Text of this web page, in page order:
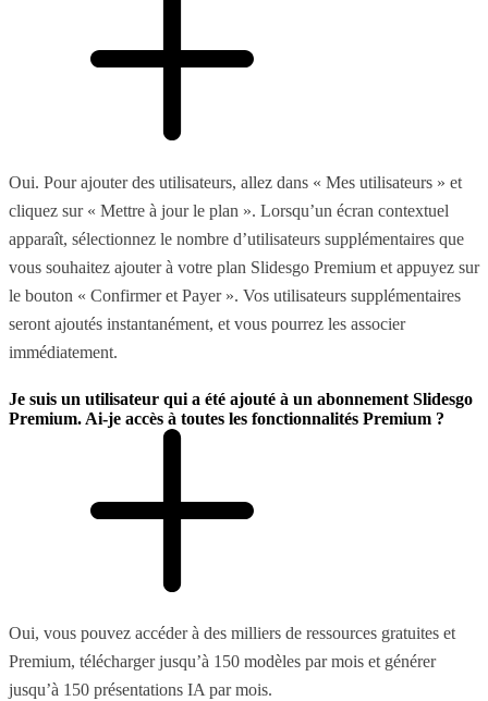
Oui. Pour ajouter des utilisateurs, allez dans « Mes utilisateurs » et
cliquez sur « Mettre à jour le plan ». Lorsqu’un écran contextuel
apparaît, sélectionnez le nombre d’utilisateurs supplémentaires que
vous souhaitez ajouter à votre plan Slidesgo Premium et appuyez sur
le bouton « Confirmer et Payer ». Vos utilisateurs supplémentaires
seront ajoutés instantanément, et vous pourrez les associer
immédiatement.
Je suis un utilisateur qui a été ajouté à un abonnement Slidesgo
Premium. Ai-je accès à toutes les fonctionnalités Premium ?
Oui, vous pouvez accéder à des milliers de ressources gratuites et
Premium, télécharger jusqu’à 150 modèles par mois et générer
jusqu’à 150 présentations IA par mois.